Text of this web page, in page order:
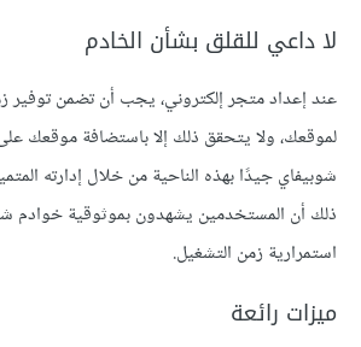
لا داعي للقلق بشأن الخادم
عند إعداد متجر إلكتروني، يجب أن تضمن
لموقعك، ولا يتحقق ذلك إلا باستضافة موقعك
شوبيفاي جيدًا بهذه الناحية من خلال إدارته
ذلك أن المستخدمين يشهدون بموثوقية خوادم
استمرارية زمن التشغيل.
ميزات رائعة